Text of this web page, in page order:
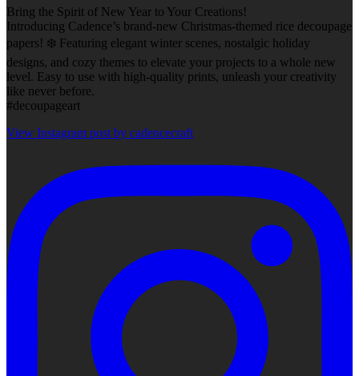
Bring the Spirit of New Year to Your Creations!
Introducing Cadence’s brand-new Christmas-themed rice decoupage
papers! ❄️ Featuring elegant winter scenes, nostalgic holiday
designs, and cozy themes to elevate your projects to a whole new
level. Easy to use with high-quality prints, unleash your creativity
like never before.
#decoupageart
View Instagram post by cadencecraft